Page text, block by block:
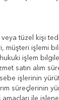
tüzel kişi
müşteri işlemi
işlem
satın alım
işlerinin
süreçlerinin
ile